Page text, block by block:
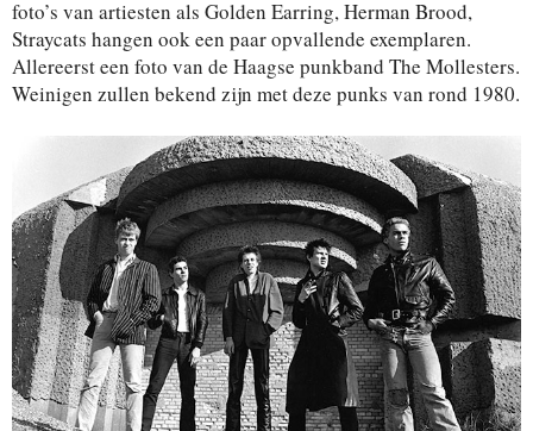
foto’s van artiesten als Golden Earring, Herman Brood,
Straycats hangen ook een paar opvallende exemplaren.
Allereerst een foto van de Haagse punkband The Mollesters.
Weinigen zullen bekend zijn met deze punks van rond 1980.